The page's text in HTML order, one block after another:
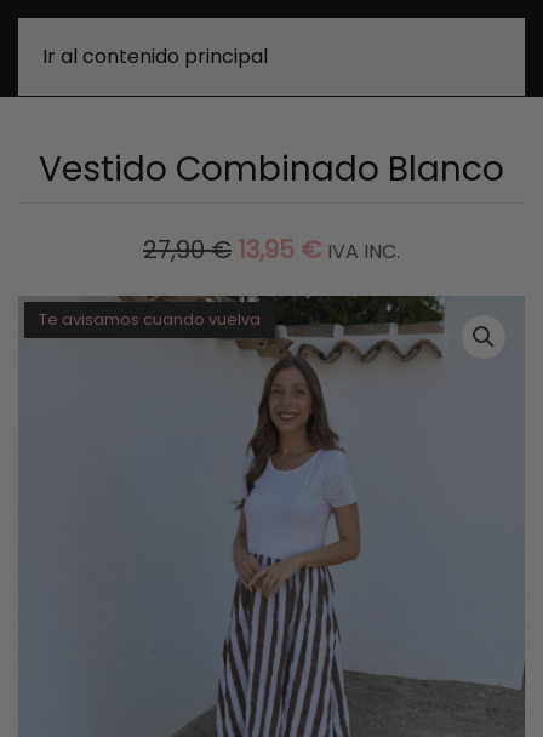
Ir al contenido principal
Vestido Combinado Blanco
27,90€ EL
PRECIO
ORIGINAL
ERA:
27,90 €.
13,95 €EL
PRECIO
ACTUAL
ES:
13,95 €.
IVA INC.
Te avisamos cuando vuelva